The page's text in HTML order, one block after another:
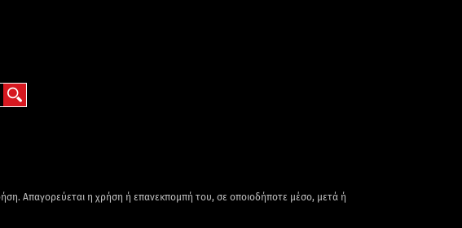
Απαγορεύεται η χρήση ή επανεκπομπή του, σε οποιοδήποτε μέσο, μετά ή